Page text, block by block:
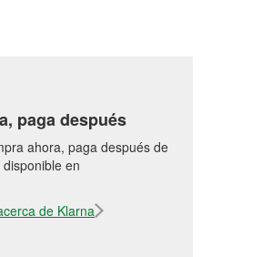
paga después
ahora, paga después de
en
de Klarna